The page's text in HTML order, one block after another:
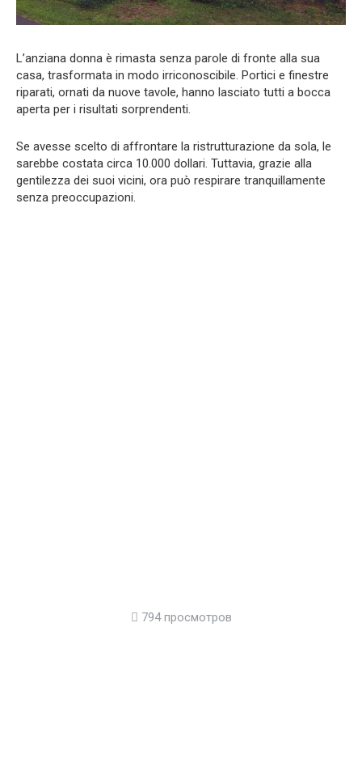
L’anziana donna è rimasta senza parole di fronte alla sua
casa, trasformata in modo irriconoscibile. Portici e finestre
riparati, ornati da nuove tavole, hanno lasciato tutti a bocca
aperta per i risultati sorprendenti.
Se avesse scelto di affrontare la ristrutturazione da sola, le
sarebbe costata circa 10.000 dollari. Tuttavia, grazie alla
gentilezza dei suoi vicini, ora può respirare tranquillamente
senza preoccupazioni.
794 просмотров